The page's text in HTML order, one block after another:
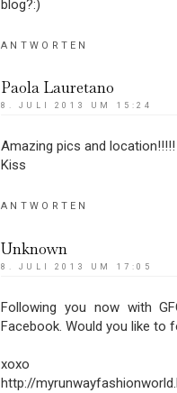
blog?:)
ANTWORTEN
Paola Lauretano
8. JULI 2013 UM 15:24
Amazing pics and location!!!!!
Kiss
ANTWORTEN
Unknown
8. JULI 2013 UM 17:05
Following you now with
Facebook. Would you like to
xoxo
http://